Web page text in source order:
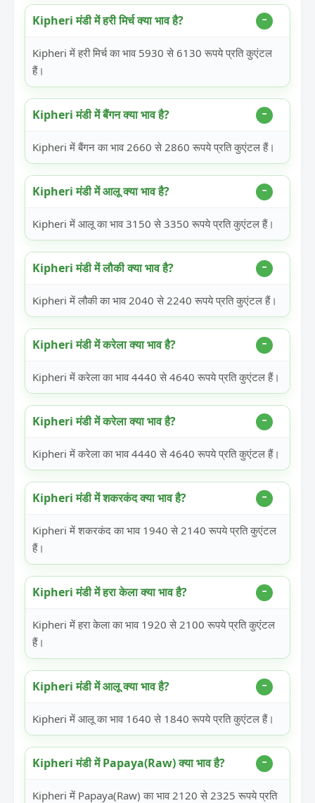
Kipheri मंडी में हरी मिर्च क्या भाव है?
Kipheri में हरी मिर्च का भाव 5930 से 6130 रूपये प्रति कुएंटल
हैं।
Kipheri मंडी में बैंगन क्या भाव है?
Kipheri में बैंगन का भाव 2660 से 2860 रूपये प्रति कुएंटल हैं।
Kipheri मंडी में आलू क्या भाव है?
Kipheri में आलू का भाव 3150 से 3350 रूपये प्रति कुएंटल हैं।
Kipheri मंडी में लौकी क्या भाव है?
Kipheri में लौकी का भाव 2040 से 2240 रूपये प्रति कुएंटल हैं।
Kipheri मंडी में करेला क्या भाव है?
Kipheri में करेला का भाव 4440 से 4640 रूपये प्रति कुएंटल हैं।
Kipheri मंडी में करेला क्या भाव है?
Kipheri में करेला का भाव 4440 से 4640 रूपये प्रति कुएंटल हैं।
Kipheri मंडी में शकरकंद क्या भाव है?
Kipheri में शकरकंद का भाव 1940 से 2140 रूपये प्रति कुएंटल
हैं।
Kipheri मंडी में हरा केला क्या भाव है?
Kipheri में हरा केला का भाव 1920 से 2100 रूपये प्रति कुएंटल
हैं।
Kipheri मंडी में आलू क्या भाव है?
Kipheri में आलू का भाव 1640 से 1840 रूपये प्रति कुएंटल हैं।
Kipheri मंडी में Papaya(Raw) क्या भाव है?
Kipheri में Papaya(Raw) का भाव 2120 से 2325 रूपये प्रति